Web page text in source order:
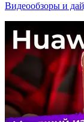
Видеообзоры и